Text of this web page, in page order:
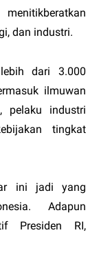
dan industri.
dari 3.000
ilmuwan
pelaku industri
tingkat
ini jadi yang
Adapun
Presiden RI,